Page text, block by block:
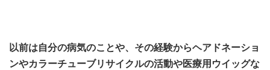
以前は自分の病気のことや、その経験からヘアドネーショ
ンやカラーチューブリサイクルの活動や医療用ウイッグな